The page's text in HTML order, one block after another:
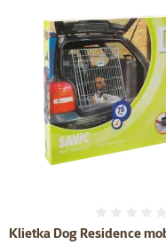
Klietka Dog Residence